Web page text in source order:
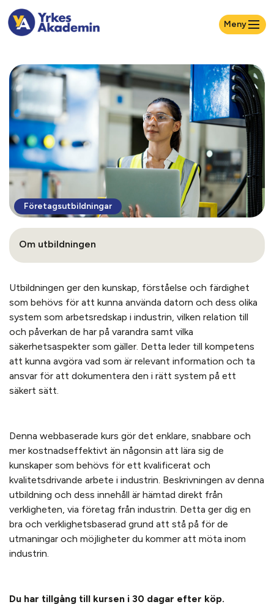
Meny
Företagsutbildningar
Om utbildningen
Utbildningen ger den kunskap, förståelse och färdighet
som behövs för att kunna använda datorn och dess olika
system som arbetsredskap i industrin, vilken relation till
och påverkan de har på varandra samt vilka
säkerhetsaspekter som gäller. Detta leder till kompetens
att kunna avgöra vad som är relevant information och ta
ansvar för att dokumentera den i rätt system på ett
säkert sätt.
Denna webbaserade kurs gör det enklare, snabbare och
mer kostnadseffektivt än någonsin att lära sig de
kunskaper som behövs för ett kvalificerat och
kvalitetsdrivande arbete i industrin. Beskrivningen av denna
utbildning och dess innehåll är hämtad direkt från
verkligheten, via företag från industrin. Detta ger dig en
bra och verklighetsbaserad grund att stå på för de
utmaningar och möjligheter du kommer att möta inom
industrin.
Du har tillgång till kursen i 30 dagar efter köp.